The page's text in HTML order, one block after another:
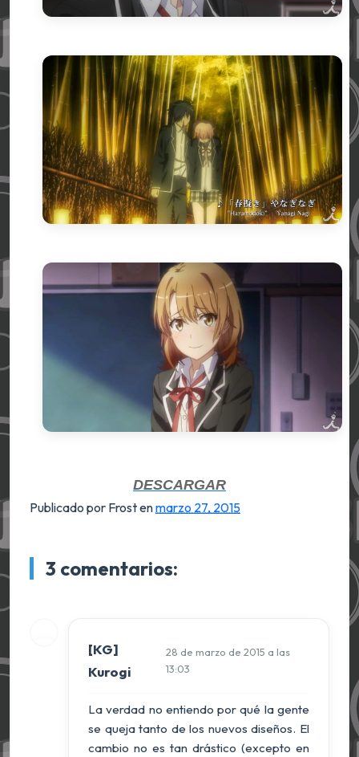
DESCARGAR
Publicado por Frostenmarzo 27, 2015
3 comentarios:
[KG]
Kurogi
28 de marzo de 2015 a las
13:03
La verdad no entiendo por qué la gente
se queja tanto de los nuevos diseños. El
cambio no es tan drástico (excepto en